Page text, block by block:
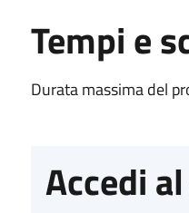
Tempi e
Durata massima del
Accedi